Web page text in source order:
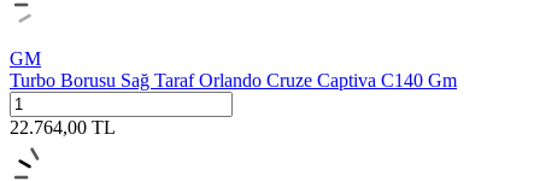
GM
Turbo Borusu Sağ Taraf Orlando Cruze Captiva C140 Gm
22.764,00 TL